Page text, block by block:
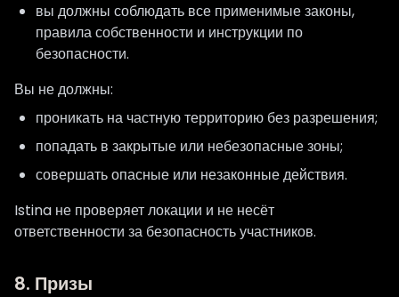
вы должны соблюдать все применимые законы,
правила собственности и инструкции по
безопасности.
Вы не должны:
проникать на частную территорию без разрешения;
попадать в закрытые или небезопасные зоны;
совершать опасные или незаконные действия.
Istina не проверяет локации и не несёт
ответственности за безопасность участников.
8. Призы